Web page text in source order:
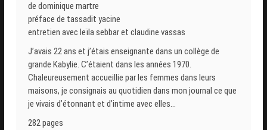
de dominique martre
préface de tassadit yacine
entretien avec leïla sebbar et claudine vassas
J’avais 22 ans et j’étais enseignante dans un collège de
grande Kabylie. C’étaient dans les années 1970.
Chaleureusement accueillie par les femmes dans leurs
maisons, je consignais au quotidien dans mon journal ce que
je vivais d’étonnant et d’intime avec elles…
282 pages